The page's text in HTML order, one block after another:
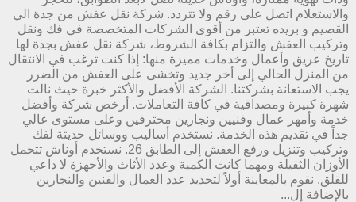
والاستعلام اتصل على رقم ولا تتردد. شركة نقل عفش من جدة الي
القصيم و بريده تعتبر من أقوى الشركات المتخصصة في فك ونقل
وتركيب العفش والتزام بكافة الشروط، شركة نقل عفش بجدة لها
تاريخ عريق وأعمال وخدمات مميزة منها: إذا كنت ترغب في الانتقال
من المنزل الحالي إلى أخر جديد وتخشى على العفش من الضرر
يجب الاستعانة بشركتنا. الشركة الأفضل والأكثر خبرة حيث نالت
شهرة كبيرة ومصداقية في كافة التعاملات. أرخص شركة وأفضل
خدمة وأمهر عمال وفنيين ونجارين محترفين وعلى مستوى عالي
جداً في تقديم هذه الخدمة. نستخدم أساليب ووسائل حديثة لفك
وتركيب وتنزيل ورفع العفش إلى الطابق 26. نستخدم أوناش تتحمل
الأوزان الثقيلة ومهما كانت الكمية وعدد الأثاث والأجهزة لا داعي
للقلق. نقوم بالمعاينة أولاً لتحديد عدد العمال والفنين والنجارين
بالإضافة إل...